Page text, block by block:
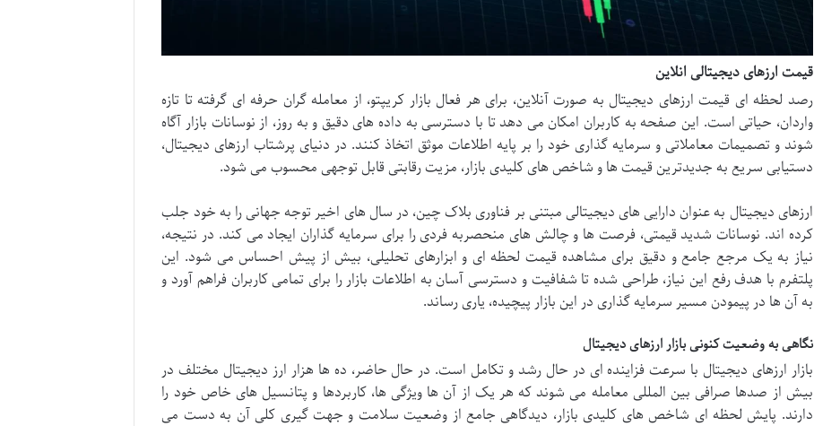
قیمت ارزهای دیجیتالی انلاین
رصد لحظه ای قیمت ارزهای دیجیتال به صورت آنلاین، برای هر فعال بازار کریپتو، از معامله گران حرفه ای گرفته تا تازه
واردان، حیاتی است. این صفحه به کاربران امکان می دهد تا با دسترسی به داده های دقیق و به روز، از نوسانات بازار آگاه
شوند و تصمیمات معاملاتی و سرمایه گذاری خود را بر پایه اطلاعات موثق اتخاذ کنند. در دنیای پرشتاب ارزهای دیجیتال،
دستیابی سریع به جدیدترین قیمت ها و شاخص های کلیدی بازار، مزیت رقابتی قابل توجهی محسوب می شود.
ارزهای دیجیتال به عنوان دارایی های دیجیتالی مبتنی بر فناوری بلاک چین، در سال های اخیر توجه جهانی را به خود جلب
کرده اند. نوسانات شدید قیمتی، فرصت ها و چالش های منحصربه فردی را برای سرمایه گذاران ایجاد می کند. در نتیجه،
نیاز به یک مرجع جامع و دقیق برای مشاهده قیمت لحظه ای و ابزارهای تحلیلی، بیش از پیش احساس می شود. این
پلتفرم با هدف رفع این نیاز، طراحی شده تا شفافیت و دسترسی آسان به اطلاعات بازار را برای تمامی کاربران فراهم آورد و
به آن ها در پیمودن مسیر سرمایه گذاری در این بازار پیچیده، یاری رساند.
نگاهی به وضعیت کنونی بازار ارزهای دیجیتال
بازار ارزهای دیجیتال با سرعت فزاینده ای در حال رشد و تکامل است. در حال حاضر، ده ها هزار ارز دیجیتال مختلف در
بیش از صدها صرافی بین المللی معامله می شوند که هر یک از آن ها ویژگی ها، کاربردها و پتانسیل های خاص خود را
دارند. پایش لحظه ای شاخص های کلیدی بازار، دیدگاهی جامع از وضعیت سلامت و جهت گیری کلی آن به دست می